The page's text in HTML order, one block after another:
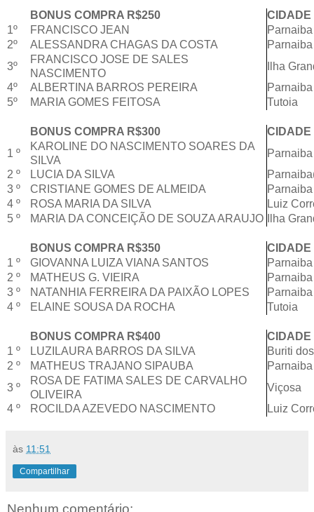
BONUS COMPRA R$250
CIDADE
1º
FRANCISCO JEAN
Parnaiba
2º
ALESSANDRA CHAGAS DA COSTA
Parnaiba
3º
FRANCISCO JOSE DE SALES
NASCIMENTO
Ilha
4º
ALBERTINA BARROS PEREIRA
Parnaiba
5º
MARIA GOMES FEITOSA Tutoia
BONUS COMPRA R$300
CIDADE
1 º
KAROLINE DO NASCIMENTO SOARES DA
SILVA
Parnaiba
2 º
LUCIA DA SILVA
3 º
CRISTIANE GOMES DE ALMEIDA
Parnaiba
4 º
ROSA MARIA DA SILVA
Luiz
5 º
MARIA DA CONCEIÇÃO DE SOUZA ARAUJO Ilha
BONUS COMPRA R$350
CIDADE
1 º
GIOVANNA LUIZA VIANA SANTOS
Parnaiba
2 º
MATHEUS G. VIEIRA
Parnaiba
3 º
NATANHIA FERREIRA DA PAIXÃO LOPES
Parnaiba
4 º
ELAINE SOUSA DA ROCHA Tutoia
BONUS COMPRA R$400
CIDADE
1 º
LUZILAURA BARROS DA SILVA
Buriti
2 º
MATHEUS TRAJANO SIPAUBA
Parnaiba
3 º
ROSA DE FATIMA SALES DE CARVALHO
OLIVEIRA
Viçosa
4 º
ROCILDA AZEVEDO NASCIMENTO Luiz
às 11:51
Compartilhar
Nenhum comentário: